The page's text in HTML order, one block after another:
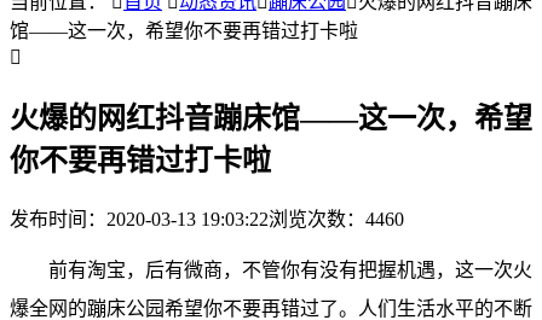
馆——这一次，希望你不要再错过打卡啦

火爆的网红抖音蹦床馆——这一次，希望
你不要再错过打卡啦
发布时间： 2020-03-13 19:03:22浏览次数：4460
前有淘宝，后有微商，不管你有没有把握机遇，这一次火
爆全网的蹦床公园希望你不要再错过了。人们生活水平的不断